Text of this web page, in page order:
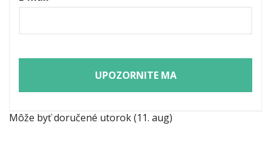
UPOZORNITE MA
Môže byť doručené utorok (11. aug)